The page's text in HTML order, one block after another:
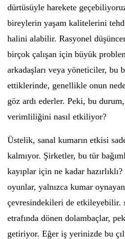
dürtüsüyle harekete
bireylerin yaşam kalitelerini
halini alabilir. Rasyonel
birçok çalışan için büyük
arkadaşları veya yöneticiler, bu
ettiklerinde, genellikle onun
göz ardı ederler. Peki, bu
verimliliğini nasıl etkiliyor?
Üstelik, sanal kumarın etkisi
kalmıyor. Şirketler, bu tür
kayıplar için ne kadar
oyunlar, yalnızca kumar
çevresindekileri de etkileyebilir.
etrafında dönen dolambaçlar,
getiriyor. Eğer iş yerinizde bu